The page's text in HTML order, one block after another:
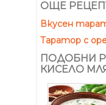
ОЩЕ
Вкусен
Таратор с
ПОДОБНИ
КИСЕЛО